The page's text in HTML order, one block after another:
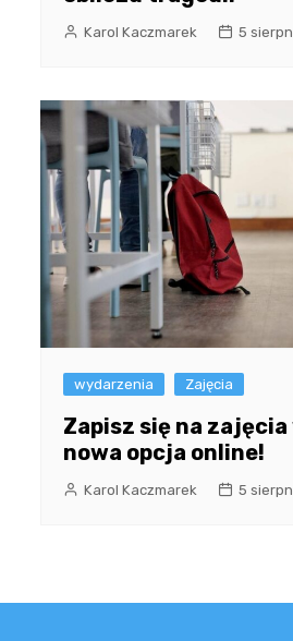
Karol Kaczmarek 5
wydarzenia Zajęcia
Zapisz się na zajęcia
nowa opcja online!
Karol Kaczmarek 5